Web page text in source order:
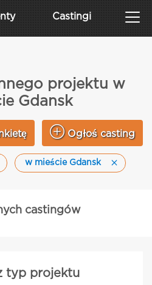
Castingi
projektu w
Gdansk
Ogłoś casting
w mieście Gdansk
castingów
typ projektu